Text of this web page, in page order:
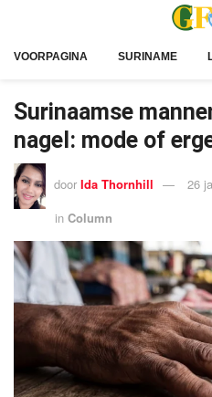
VOORPAGINA SURINAME
Surinaamse
nagel: mode of
door Ida Thornhill
26
in Column